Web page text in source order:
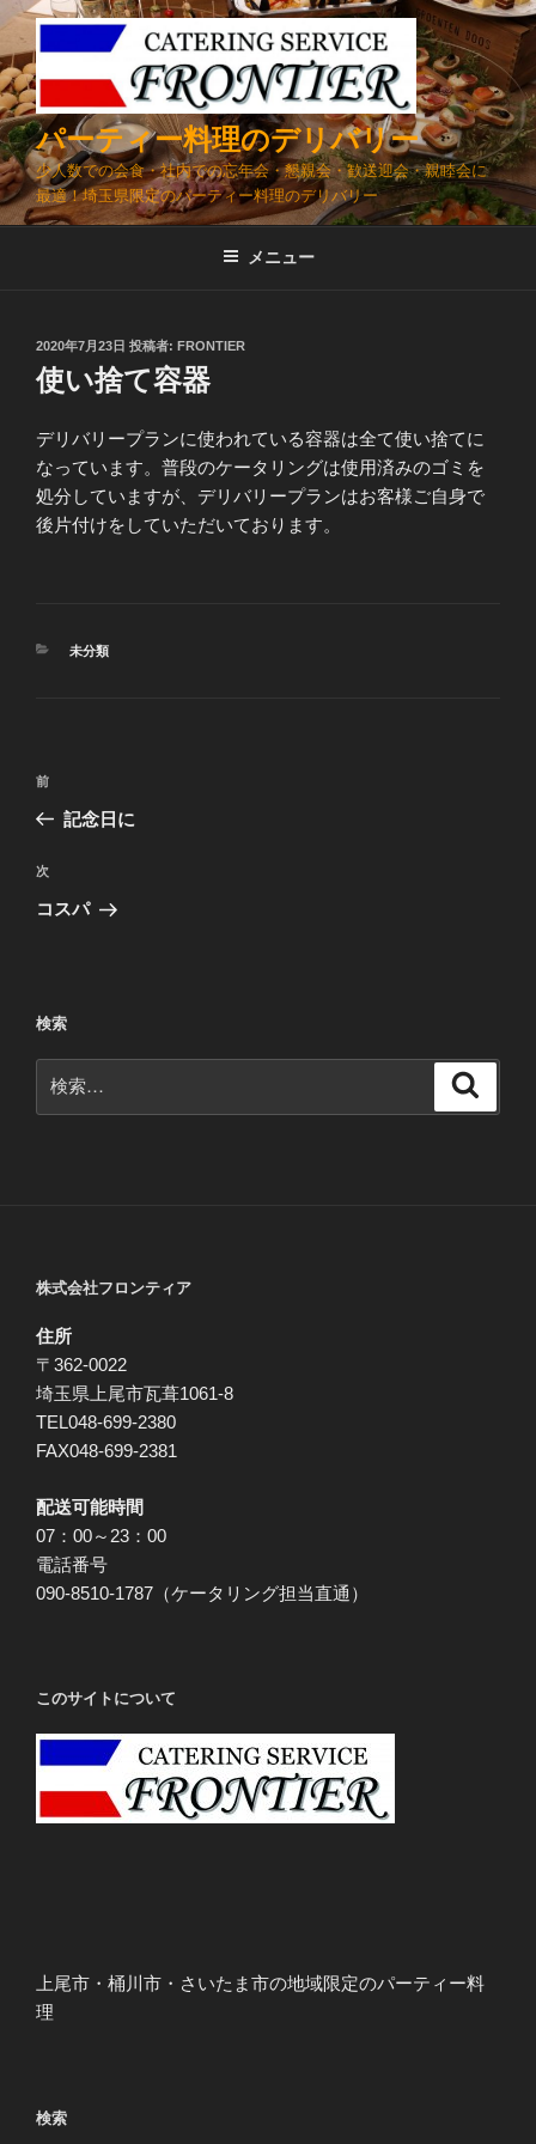
コ
テ
ン
ツ
へ
ス
キ
パーティー料理のデリバリー
少人数での会食・社内での忘年会・懇親会・歓送迎会・親睦会に
最適！埼玉県限定のパーティー料理のデリバリー
メニュー
投
稿
日:
2020年7月23日 投稿者: FRONTIER
使い捨て容器
デリバリープランに使われている容器は全て使い捨てに
なっています。普段のケータリングは使用済みのゴミを
処分していますが、デリバリープランはお客様ご自身で
後片付けをしていただいております。
カ
未分類
投
ビ
ゲ
ン
前
の
稿
前
記念日に
次
の
次
コスパ
検索
索:
株式会社フロンティア
住所
〒362-0022
埼玉県上尾市瓦葺1061-8
TEL048-699-2380
FAX048-699-2381
配送可能時間
07：00～23：00
電話番号
090-8510-1787（ケータリング担当直通）
このサイトについて
上尾市・桶川市・さいたま市の地域限定のパーティー料
理
検索